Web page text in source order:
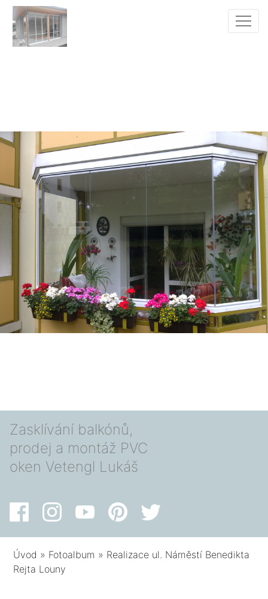
Zasklívání balkónů,
prodej a montáž PVC
oken Vetengl Lukáš
Úvod » Fotoalbum » Realizace ul. Náměstí Benedikta
Rejta Louny